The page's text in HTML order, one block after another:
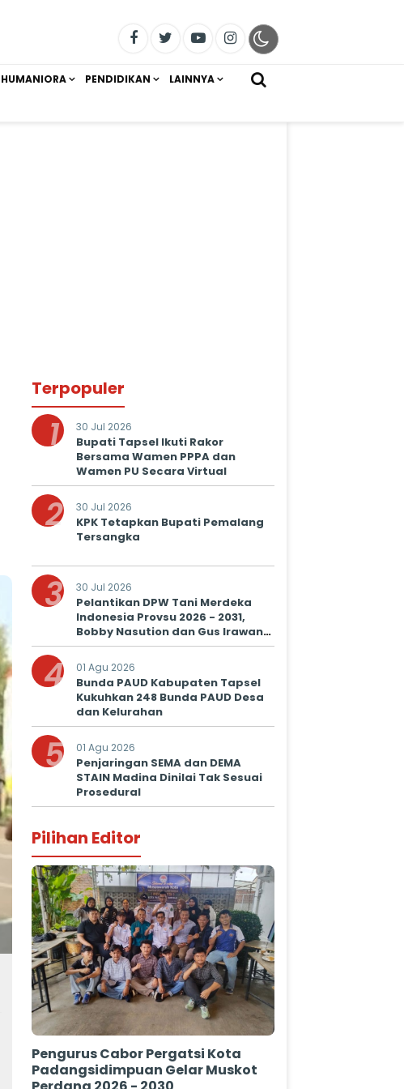
HUMANIORA PENDIDIKAN LAINNYA
Terpopuler
1 30 Jul 2026
Bupati Tapsel Ikuti Rakor
Bersama Wamen PPPA dan
Wamen PU Secara Virtual
2 30 Jul 2026
KPK Tetapkan Bupati Pemalang
Tersangka
3 30 Jul 2026
Pelantikan DPW Tani Merdeka
Indonesia Provsu 2026 - 2031,
Bobby Nasution dan Gus Irawan
Serukan Kolaborasi Wujudkan
Ketapang dan Kesejahteraan
Petani
4 01 Agu 2026
Bunda PAUD Kabupaten Tapsel
Kukuhkan 248 Bunda PAUD Desa
dan Kelurahan
5 01 Agu 2026
Penjaringan SEMA dan DEMA
STAIN Madina Dinilai Tak Sesuai
Prosedural
Pilihan Editor
Pengurus Cabor Pergatsi Kota
Padangsidimpuan Gelar Muskot